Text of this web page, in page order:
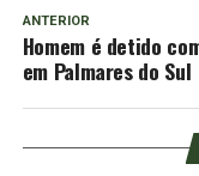
ANTERIOR
Homem é detido
em Palmares do Sul